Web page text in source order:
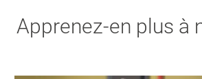
Apprenez-en plus à